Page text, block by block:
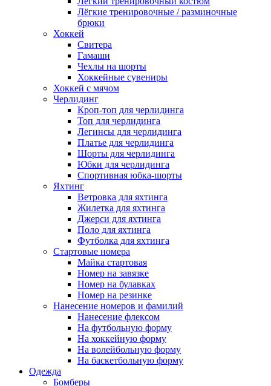
Лёгкие тренировочные / разминочные
брюки
Хоккей
Свитера
Гамаши
Чехлы на шорты
Хоккейные сувениры
Хоккей с мячом
Черлидинг
Кроп-топ для черлидинга
Топ для черлидинга
Легинсы для черлидинга
Платье для черлидинга
Шорты для черлидинга
Юбки для черлидинга
Спортивная юбка-шорты
Яхтинг
Ветровка для яхтинга
Жилетка для яхтинга
Джерси для яхтинга
Поло для яхтинга
Футболка для яхтинга
Стартовые номера
Майка стартовая
Номер на завязке
Номер на булавках
Номер на резинке
Нанесение номеров и фамилий
Нанесение флексом
На футбольную форму
На хоккейную форму
На волейбольную форму
На баскетбольную форму
Одежда
Бомберы